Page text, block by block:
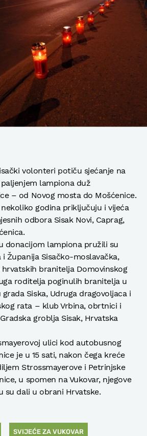
volonteri potiču sjećanje na
lampiona duž
– od Novog mosta do Mošćenice.
nekoliko godina priključuju i vijeća
odbora Sisak Novi, Caprag,
donacijom lampiona pružili su
i Županija Sisačko-moslavačka,
hrvatskih branitelja Domovinskog
roditelja poginulih branitelja u
Siska, Udruga dragovoljaca i
rata – klub Vrbina, obrtnici i
groblja Sisak, Hrvatska
ulici kod autobusnog
je u 15 sati, nakon čega kreće
Strossmayerove i Petrinjske
u spomen na Vukovar, njegove
su dali u obrani Hrvatske.
SVIJEĆE ZA VUKOVAR